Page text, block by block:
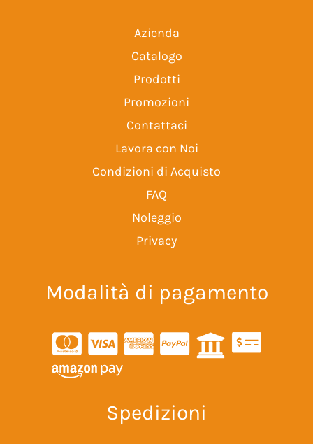
Azienda
Catalogo
Prodotti
Promozioni
Contattaci
Lavora con Noi
Condizioni di Acquisto
FAQ
Noleggio
Privacy
Modalità di pagamento
Spedizioni